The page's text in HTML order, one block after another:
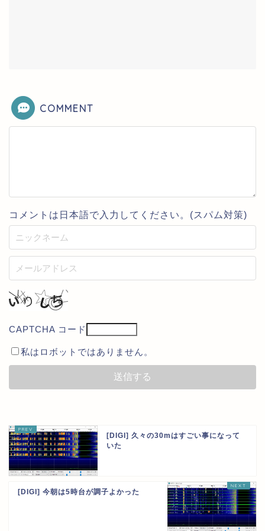
COMMENT
コメントは日本語で入力してください。(スパム対策)
CAPTCHA コード
私はロボットではありません。
[DIGI] 久々の30mはすごい事になって
いた
[DIGI] 今朝は5時台が調子よかった